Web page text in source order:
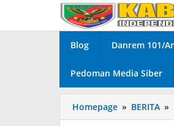
konten
Blog Danrem 101/
Pedoman Media Siber
Homepage » BERITA »